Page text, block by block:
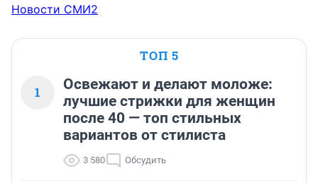
Новости СМИ2
ТОП 5
1
Освежают и делают моложе:
лучшие стрижки для женщин
после 40 — топ стильных
вариантов от стилиста
3 580 Обсудить